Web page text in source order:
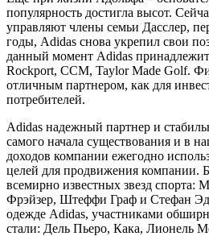
популярность достигла высот.
управляют члены семьи Дасслер,
годы, Adidas снова укрепил свои
данный момент Adidas
Rockport, CCM, Taylor Made Golf.
отличным партнером, как для
потребителей.
Аdidas надежный партнер и
самого начала существования и в
доходов компании ежегодно
целей для продвижения компании.
всемирно известных звезд
Фрэйзер, Штеффи Граф и Стефан
одежде Adidas, участниками
стали: Дель Пьеро, Кака, Лионель